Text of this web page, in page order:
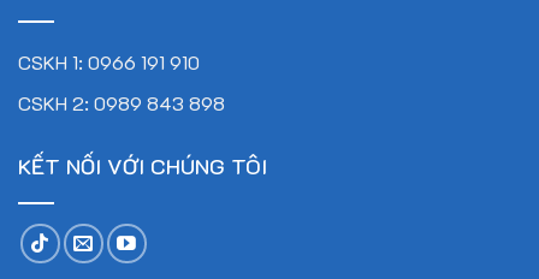
CSKH 1: 0966 191 910
CSKH 2: 0989 843 898
KẾT NỐI VỚI CHÚNG TÔI